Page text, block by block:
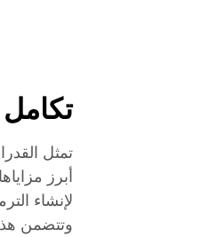
تمثل
أبرز
لإنشاء
وتتضمن